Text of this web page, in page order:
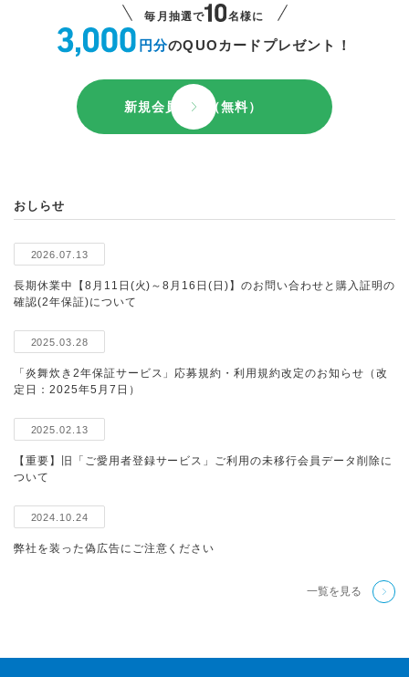
毎月抽選で 名様に
円分のQUOカードプレゼント！
新規会員登録（無料）
おしらせ
2026.07.13
長期休業中【8月11日(火)～8月16日(日)】のお問い合わせと購入証明の
確認(2年保証)について
2025.03.28
「炎舞炊き2年保証サービス」応募規約・利用規約改定のお知らせ（改
定日：2025年5月7日）
2025.02.13
【重要】旧「ご愛用者登録サービス」ご利用の未移行会員データ削除に
ついて
2024.10.24
弊社を装った偽広告にご注意ください
一覧を見る